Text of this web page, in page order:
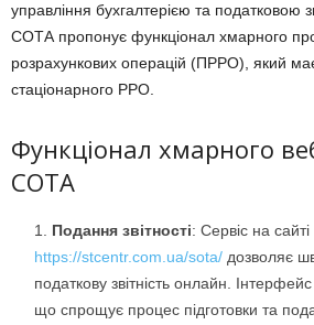
управління бухгалтерією та податковою
СОТА пропонує функціонал хмарного
розрахункових операцій (ПРРО), який має
стаціонарного РРО.
Функціонал хмарного
СОТА
Подання звітності: Сервіс на сайті
https://stcentr.com.ua/sota/ дозволяє
податкову звітність онлайн. Інтерфейс
що спрощує процес підготовки та